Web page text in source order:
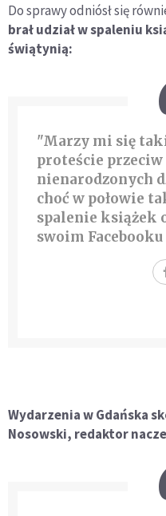
Do sprawy odniósł się
brał udział w spaleniu
świątynią:
"Marzy mi się
proteście
nienarodzonych
choć w połowie
spalenie książek
swoim
Wydarzenia w Gdańska
Nosowski, redaktor